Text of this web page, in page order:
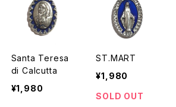
Santa Teresa
di Calcutta
¥1,980
ST.MART
¥1,980
SOLD OUT